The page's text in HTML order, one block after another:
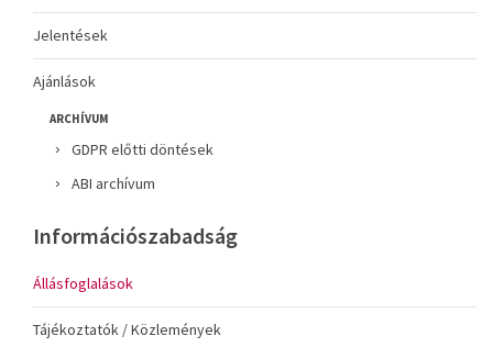
Jelentések
Ajánlások
ARCHÍVUM
GDPR előtti döntések
ABI archívum
Információszabadság
Állásfoglalások
Tájékoztatók / Közlemények